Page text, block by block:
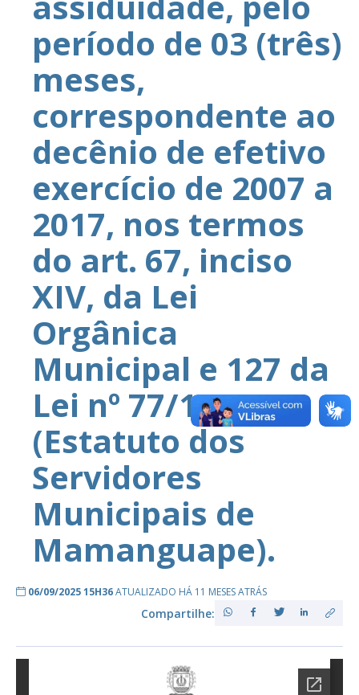
período de 03 (três)
meses,
correspondente ao
decênio de efetivo
exercício de 2007 a
2017, nos termos
do art. 67, inciso
XIV, da Lei
Orgânica
Municipal e 127 da
Lei nº 77/1977
(Estatuto dos
Servidores
Municipais de
Mamanguape).
06/09/2025 15H36ATUALIZADO HÁ 11 MESES ATRÁS
Compartilhe: